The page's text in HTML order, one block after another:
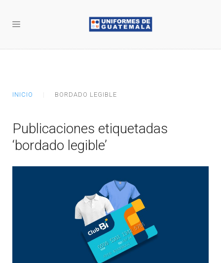
INICIO BORDADO LEGIBLE
Publicaciones etiquetadas
‘bordado legible’